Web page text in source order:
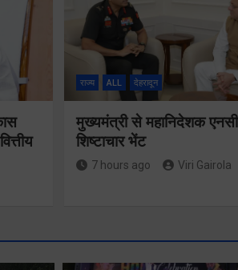
राज्य ALL देहरादून
मुख्यमंत्री से महानिदेशक
शिष्टाचार भेंट
7 hours ago Viri Gairola